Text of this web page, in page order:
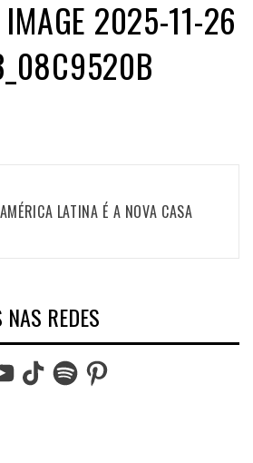
IMAGE 2025-11-26
LATINA É A NOVA CASA
REDES
TikTokSpotifyPinterest